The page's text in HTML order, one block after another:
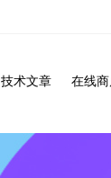
技术文章 在线